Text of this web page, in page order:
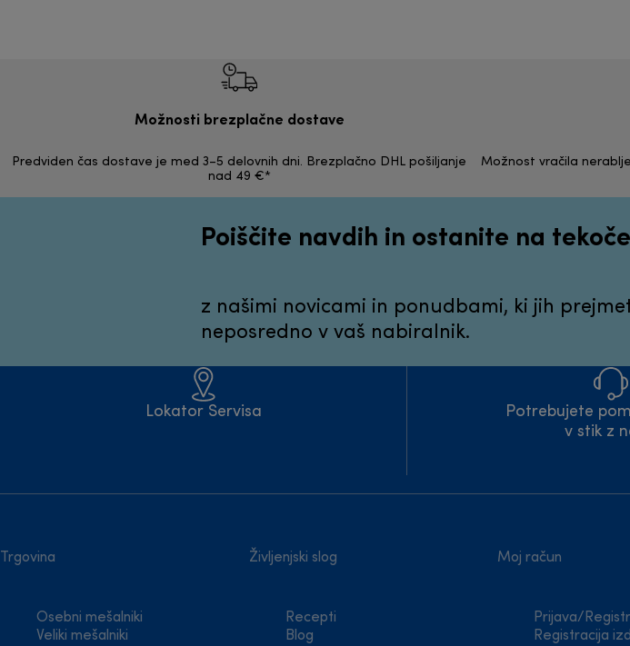
Možnosti brezplačne dostave
Predviden čas dostave je med 3–5 delovnih dni. Brezplačno DHL pošiljanje
nad 49 €*
Možnost vračila
Poiščite navdih in ostanite na
z našimi novicami in ponudbami, ki jih
neposredno v vaš nabiralnik.
Lokator Servisa
Potrebujete
v stik z
Trgovina
Osebni mešalniki
Veliki mešalniki
Življenjski slog
Recepti
Blog
Moj račun
Prijava/
Registracija